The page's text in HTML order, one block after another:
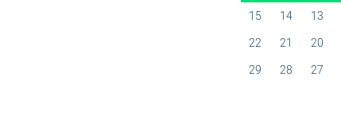
13
14
15
20
21
22
27
28
29